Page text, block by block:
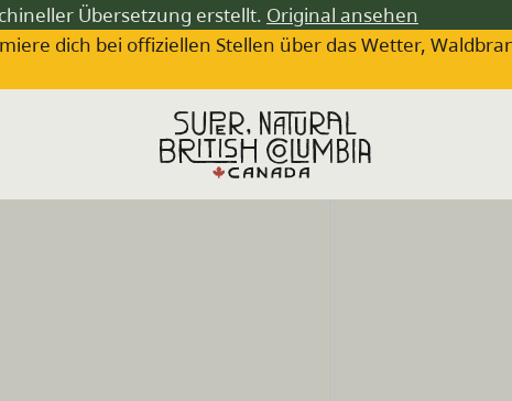
Übersetzung erstellt. Original ansehen
dich bei offiziellen Stellen über das Wetter,